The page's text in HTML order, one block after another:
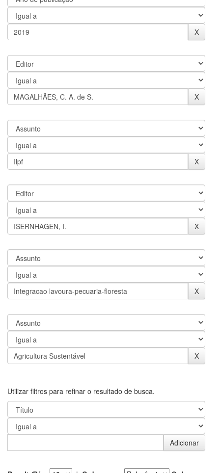
Utilizar filtros para refinar o resultado de busca.